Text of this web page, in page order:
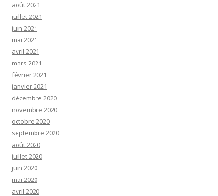
août 2021
juillet 2021
juin 2021
mai 2021
avril 2021
mars 2021
février 2021
janvier 2021
décembre 2020
novembre 2020
octobre 2020
septembre 2020
août 2020
juillet 2020
juin 2020
mai 2020
avril 2020